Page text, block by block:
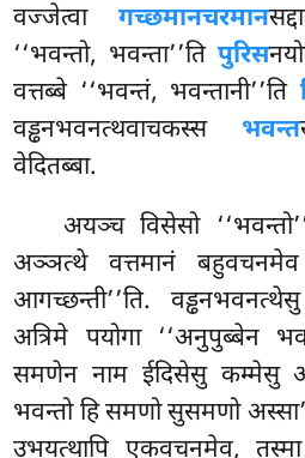
वज्जेत्वा गच्छमानचरमान
‘‘भवन्तो, भवन्ता’’ति पुरिस
वत्तब्बे ‘‘भवन्तं, भवन्तानी’’ति
वड्ढनभवनत्थवाचकस्स भवन्त
वेदितब्बा.
अयञ्च विसेसो
अञ्ञत्थे वत्तमानं बहुवचनमेव
आगच्छन्ती’’ति.
अत्रिमे पयोगा ‘‘अनुपुब्बेन
समणेन नाम ईदिसेसु कम्मेसु
भवन्तो हि समणो सुसमणो
उभयत्थापि एकवचनमेव,